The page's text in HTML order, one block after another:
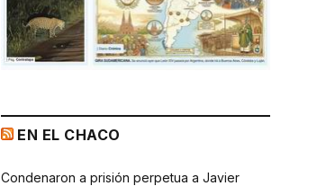
EN EL CHACO
Condenaron a prisión perpetua a Javier